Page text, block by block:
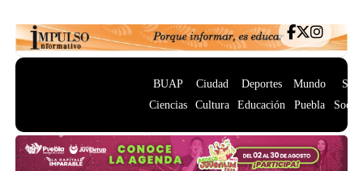
BUAP
Ciencias
Ciudad
Cultura
Deportes
Educación
Mundo
Puebla